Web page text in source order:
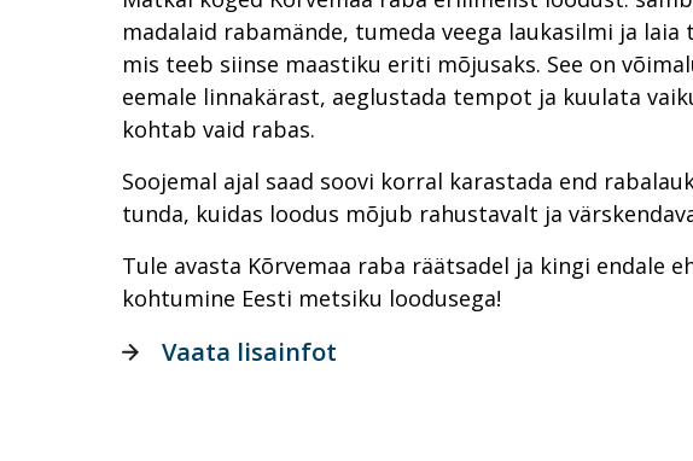
madalaid rabamände, tumeda veega laukasilmi ja laia
mis teeb siinse maastiku eriti mõjusaks. See on
eemale linnakärast, aeglustada tempot ja kuulata
kohtab vaid rabas.
Soojemal ajal saad soovi korral karastada end
tunda, kuidas loodus mõjub rahustavalt ja
Tule avasta Kõrvemaa raba räätsadel ja kingi endale
kohtumine Eesti metsiku loodusega!
Vaata lisainfot